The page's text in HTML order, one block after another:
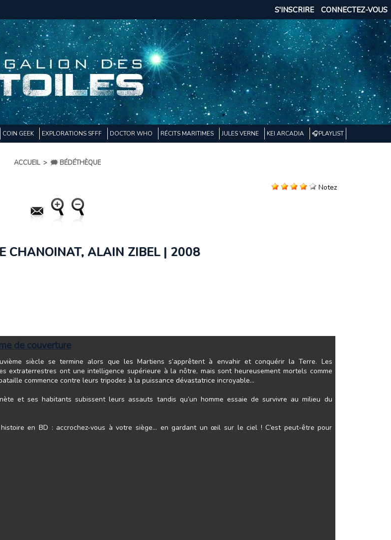
CONNECTEZ-VOUS
S'INSCRIRE
COIN GEEK EXPLORATIONS SFFF DOCTOR WHO RÉCITS MARITIMES JULES VERNE KEI ARCADIA 🎧PLAYLIST
ACCUEIL > 🗯️ BÉDÉTHÈQUE
Notez
CHANOINAT, ALAIN ZIBEL | 2008
de couverture
siècle se termine alors que les Martiens s’apprêtent à envahir et conquérir la Terre. Les
extraterrestres ont une intelligence supérieure à la nôtre, mais sont heureusement mortels comme
commence contre leurs tripodes à la puissance dévastatrice incroyable…
et ses habitants subissent leurs assauts tandis qu’un homme essaie de survivre au milieu du
en BD : accrochez-vous à votre siège… en gardant un œil sur le ciel ! C’est peut-être pour